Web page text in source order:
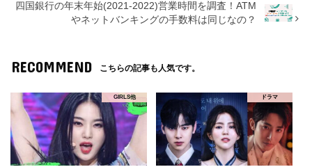
四国銀行の年末年始(2021-2022)営業時間を調査！ATM
やネットバンキングの手数料は同じなの？
RECOMMEND こちらの記事も人気です。
GIRLS他 ドラマ